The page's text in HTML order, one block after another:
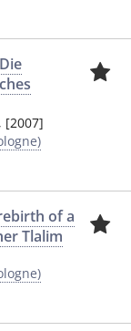
, [2007]
of a
Tlalim